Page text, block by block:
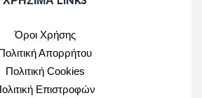
Όροι Χρήσης
Απορρήτου
Πολιτική Cookies
Επιστροφών